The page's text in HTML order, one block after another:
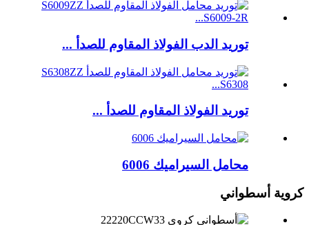
توريد الدب الفولاذ المقاوم للصدأ ...
توريد الفولاذ المقاوم للصدأ ...
محامل السيراميك 6006
كروية أسطواني